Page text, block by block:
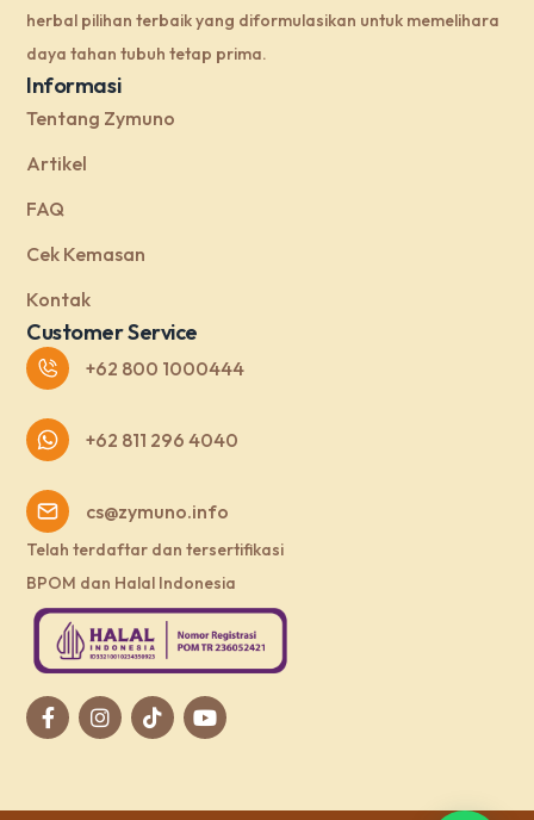
herbal pilihan terbaik yang diformulasikan untuk memelihara
daya tahan tubuh tetap prima.
Informasi
Tentang Zymuno
Artikel
FAQ
Cek Kemasan
Kontak
Customer Service
+62 800 1000444
+62 811 296 4040
cs@zymuno.info
Telah terdaftar dan tersertifikasi
BPOM dan Halal Indonesia